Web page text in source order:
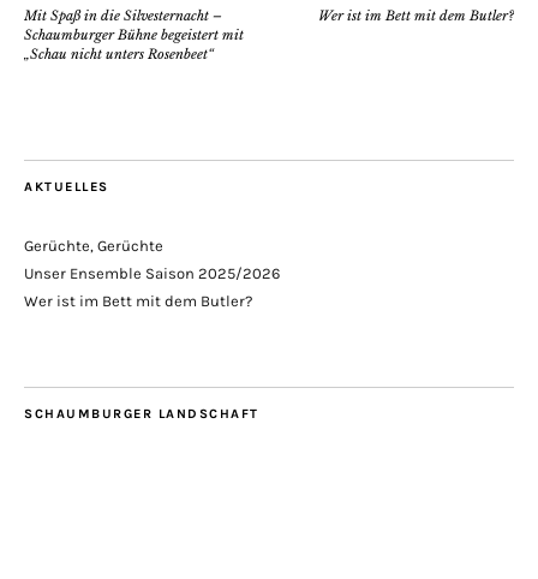
Mit Spaß in die Silvesternacht –
Schaumburger Bühne begeistert mit
„Schau nicht unters Rosenbeet“
Wer ist im Bett mit dem Butler?
AKTUELLES
Gerüchte, Gerüchte
Unser Ensemble Saison 2025/2026
Wer ist im Bett mit dem Butler?
SCHAUMBURGER LANDSCHAFT